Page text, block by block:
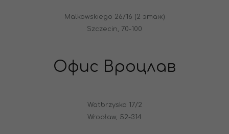
Malkowskiego 26/16 (2 этаж)
Szczecin, 70-100
Офис Вроцлав
Watbrzyska 17/2
Wrocław, 52-314